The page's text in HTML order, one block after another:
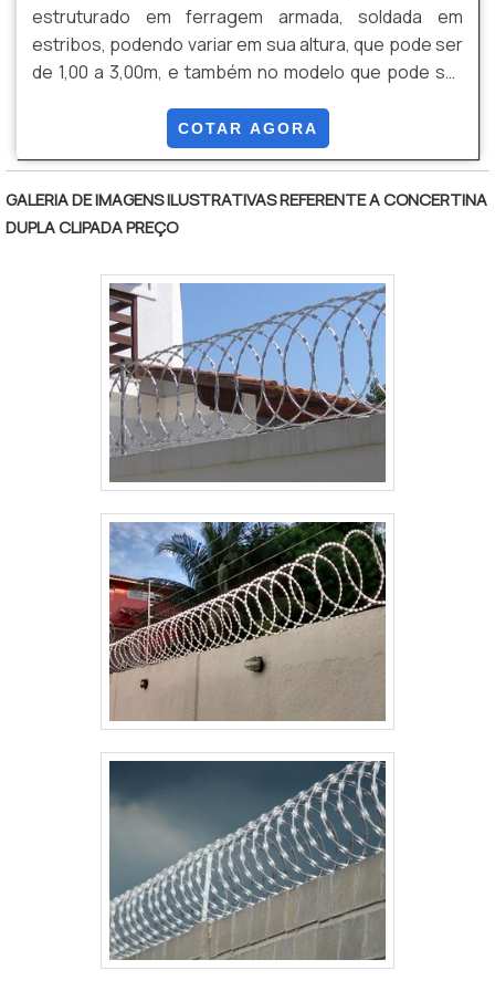
colaboradores proativos e trabalhadores de alta
qualidade, garante a melhor experiência para os
clientes com qualidade. Saiba mais informações
solicitando um orçamento!.
estruturado em ferragem armada, soldada em
estribos, podendo variar em sua altura, que pode ser
de 1,00 a 3,00m, e também no modelo que pode ser
COTAR AGORA
GALERIA DE IMAGENS ILUSTRATIVAS REFERENTE A CONCERTINA
DUPLA CLIPADA PREÇO